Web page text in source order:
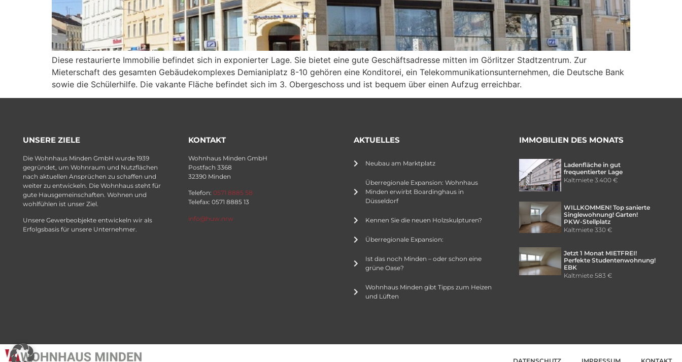
Diese restaurierte Immobilie befindet sich in exponierter Lage. Sie bietet eine gute Geschäftsadresse mitten im Görlitzer Stadtzentrum. Zur
Mieterschaft des gesamten Gebäudekomplexes Demianiplatz 8-10 gehören eine Konditorei, ein Telekommunikationsunternehmen, die Deutsche Bank
sowie die Schülerhilfe. Die vakante Fläche befindet sich im 3. Obergeschoss und ist bequem über einen Aufzug erreichbar.
UNSERE ZIELE
Die Wohnhaus Minden GmbH wurde 1939
gegründet, um Wohnraum und Nutzflächen
nach aktuellen Ansprüchen zu schaffen und
weiter zu entwickeln. Die Wohnhaus steht für
gute Hausgemeinschaften. Wohnen und
wohlfühlen ist unser Ziel.
Unsere Gewerbeobjekte entwickeln wir als
Erfolgsbasis für unsere Unternehmer.
KONTAKT
Wohnhaus Minden GmbH
Postfach 3368
32390 Minden
Telefon: 0571 8885 58
Telefax: 0571 8885 13
info@huw.nrw
AKTUELLES
Neubau am Marktplatz
Überregionale Expansion: Wohnhaus
Minden erwirbt Boardinghaus in
Düsseldorf
Kennen Sie die neuen Holzskulpturen?
Überregionale Expansion:
Ist das noch Minden – oder schon eine
grüne Oase?
Wohnhaus Minden gibt Tipps zum Heizen
und Lüften
IMMOBILIEN DES MONATS
Ladenfläche in gut
frequentierter Lage
Kaltmiete3.400 €
WILLKOMMEN! Top sanierte
Singlewohnung! Garten!
PKW-Stellplatz
Kaltmiete330 €
Jetzt 1 Monat MIETFREI!
Perfekte Studentenwohnung!
EBK
Kaltmiete583 €